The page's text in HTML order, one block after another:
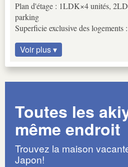
Plan d'étage : 1LDK×4 unités,
parking
Superficie exclusive des logements
Voir plus ▾
Toutes les
même endroit
Trouvez la maison
Japon!